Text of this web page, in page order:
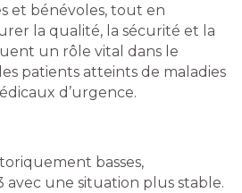
et bénévoles, tout en
la qualité, la sécurité et la
un rôle vital dans le
patients atteints de maladies
d’urgence.
basses,
avec une situation plus stable.